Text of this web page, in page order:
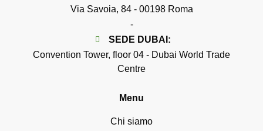
Via Savoia, 84 - 00198 Roma
-
SEDE DUBAI :
Convention Tower, floor 04 - Dubai World Trade
Centre
Menu
Chi siamo